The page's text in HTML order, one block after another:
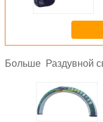
Больше Раздувной